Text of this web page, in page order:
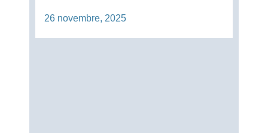
26 novembre, 2025